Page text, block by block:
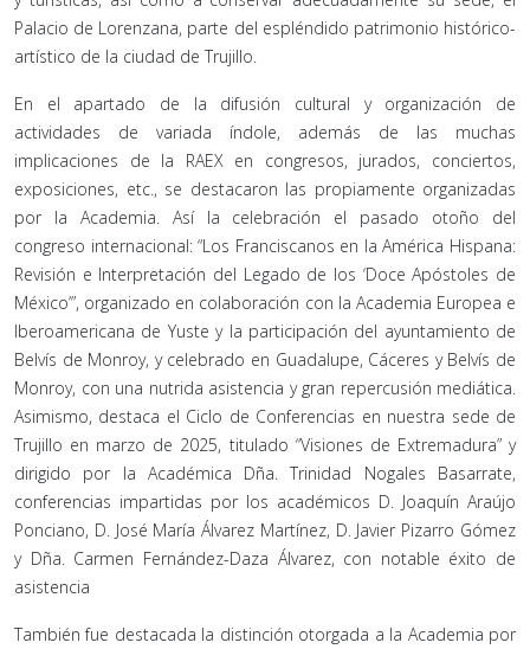
Palacio de Lorenzana, parte del espléndido patrimonio histórico-
artístico de la ciudad de Trujillo.
En el apartado de la difusión cultural y organización de
actividades de variada índole, además de las muchas
implicaciones de la RAEX en congresos, jurados, conciertos,
exposiciones, etc., se destacaron las propiamente organizadas
por la Academia. Así la celebración el pasado otoño del
congreso internacional: “Los Franciscanos en la América Hispana:
Revisión e Interpretación del Legado de los ‘Doce Apóstoles de
México’”, organizado en colaboración con la Academia Europea e
Iberoamericana de Yuste y la participación del ayuntamiento de
Belvís de Monroy, y celebrado en Guadalupe, Cáceres y Belvís de
Monroy, con una nutrida asistencia y gran repercusión mediática.
Asimismo, destaca el Ciclo de Conferencias en nuestra sede de
Trujillo en marzo de 2025, titulado “Visiones de Extremadura” y
dirigido por la Académica Dña. Trinidad Nogales Basarrate,
conferencias impartidas por los académicos D. Joaquín Araújo
Ponciano, D. José María Álvarez Martínez, D. Javier Pizarro Gómez
y Dña. Carmen Fernández-Daza Álvarez, con notable éxito de
asistencia
También fue destacada la distinción otorgada a la Academia por